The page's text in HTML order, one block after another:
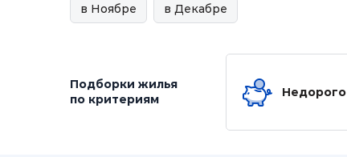
в Ноябре в Декабре
Подборки жилья
по критериям
Недорого